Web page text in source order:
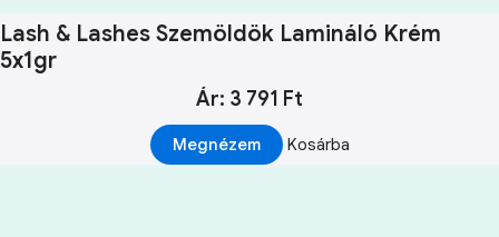
Lash & Lashes Szemöldök Lamináló Krém
5x1gr
Ár: 3 791 Ft
Megnézem Kosárba